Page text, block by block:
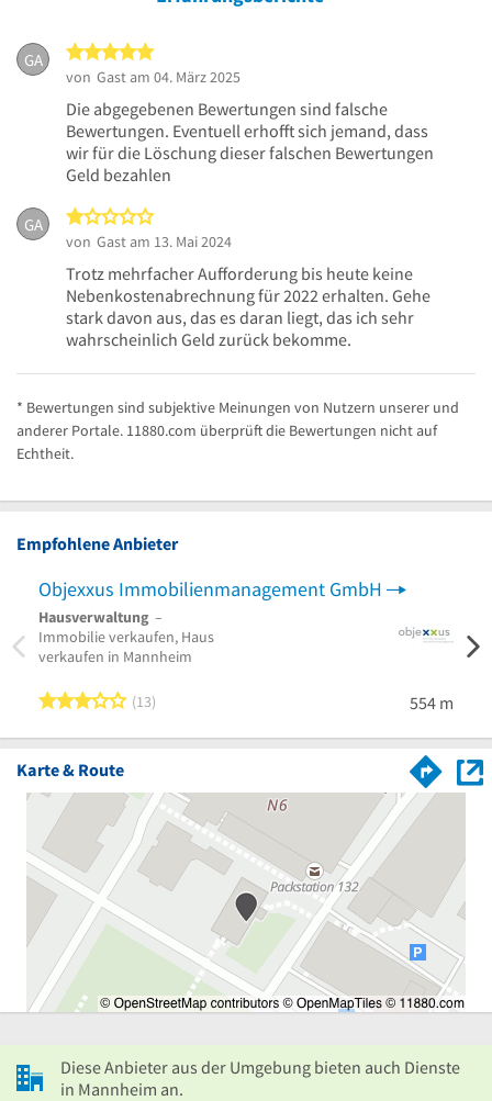
GA
von Gast am 04. März 2025
Die abgegebenen Bewertungen sind falsche
Bewertungen. Eventuell erhofft sich jemand, dass
wir für die Löschung dieser falschen Bewertungen
Geld bezahlen
GA
von Gast am 13. Mai 2024
Trotz mehrfacher Aufforderung bis heute keine
Nebenkostenabrechnung für 2022 erhalten. Gehe
stark davon aus, das es daran liegt, das ich sehr
wahrscheinlich Geld zurück bekomme.
* Bewertungen sind subjektive Meinungen von Nutzern unserer und
anderer Portale. 11880.com überprüft die Bewertungen nicht auf
Echtheit.
Empfohlene Anbieter
Objexxus Immobilienmanagement GmbH
Hausverwaltung –
Immobilie verkaufen, Haus
verkaufen in Mannheim
3 von 5 Sternen
13 554 m
Karte & Route
Diese Anbieter aus der Umgebung bieten auch Dienste
in Mannheim an.